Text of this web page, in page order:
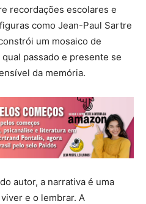
recordações escolares e
como Jean-Paul Sartre
um mosaico de
passado e presente se
da memória.
autor, a narrativa é uma
e o lembrar. A